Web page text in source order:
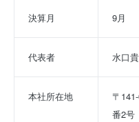
決算月 9月
代表者 水口
本社所在地
〒
番2号